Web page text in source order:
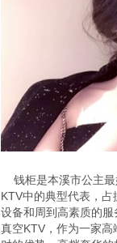
钱柜是本溪市公主最
KTV中的典型代表，
设备和周到高素质的
真空KTV，作为一家